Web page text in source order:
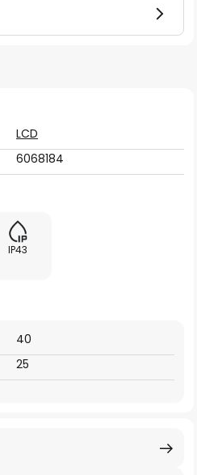
LCD
6068184
IP43
40
25